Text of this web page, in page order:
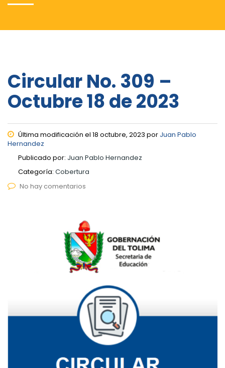
Circular No. 309 –
Octubre 18 de 2023
Última modificación el 18 octubre, 2023 por Juan Pablo
Hernandez
Publicado por: Juan Pablo Hernandez
Categoría: Cobertura
No hay comentarios